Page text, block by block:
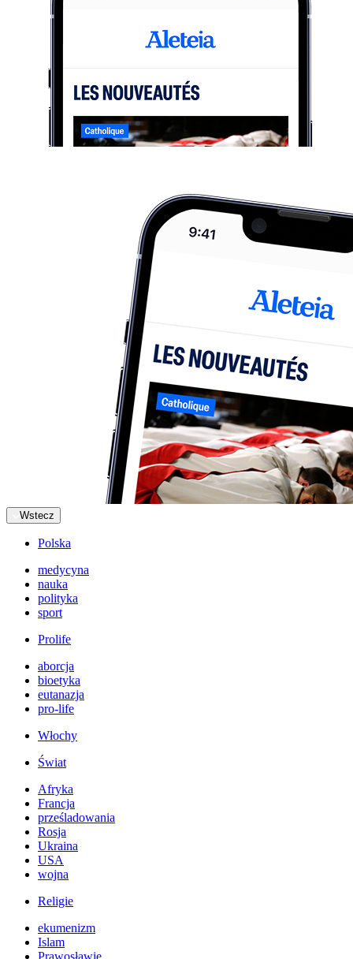
Wstecz
Polska
medycyna
nauka
polityka
sport
Prolife
aborcja
bioetyka
eutanazja
pro-life
Włochy
Świat
Afryka
Francja
prześladowania
Rosja
Ukraina
USA
wojna
Religie
ekumenizm
Islam
Prawosławie